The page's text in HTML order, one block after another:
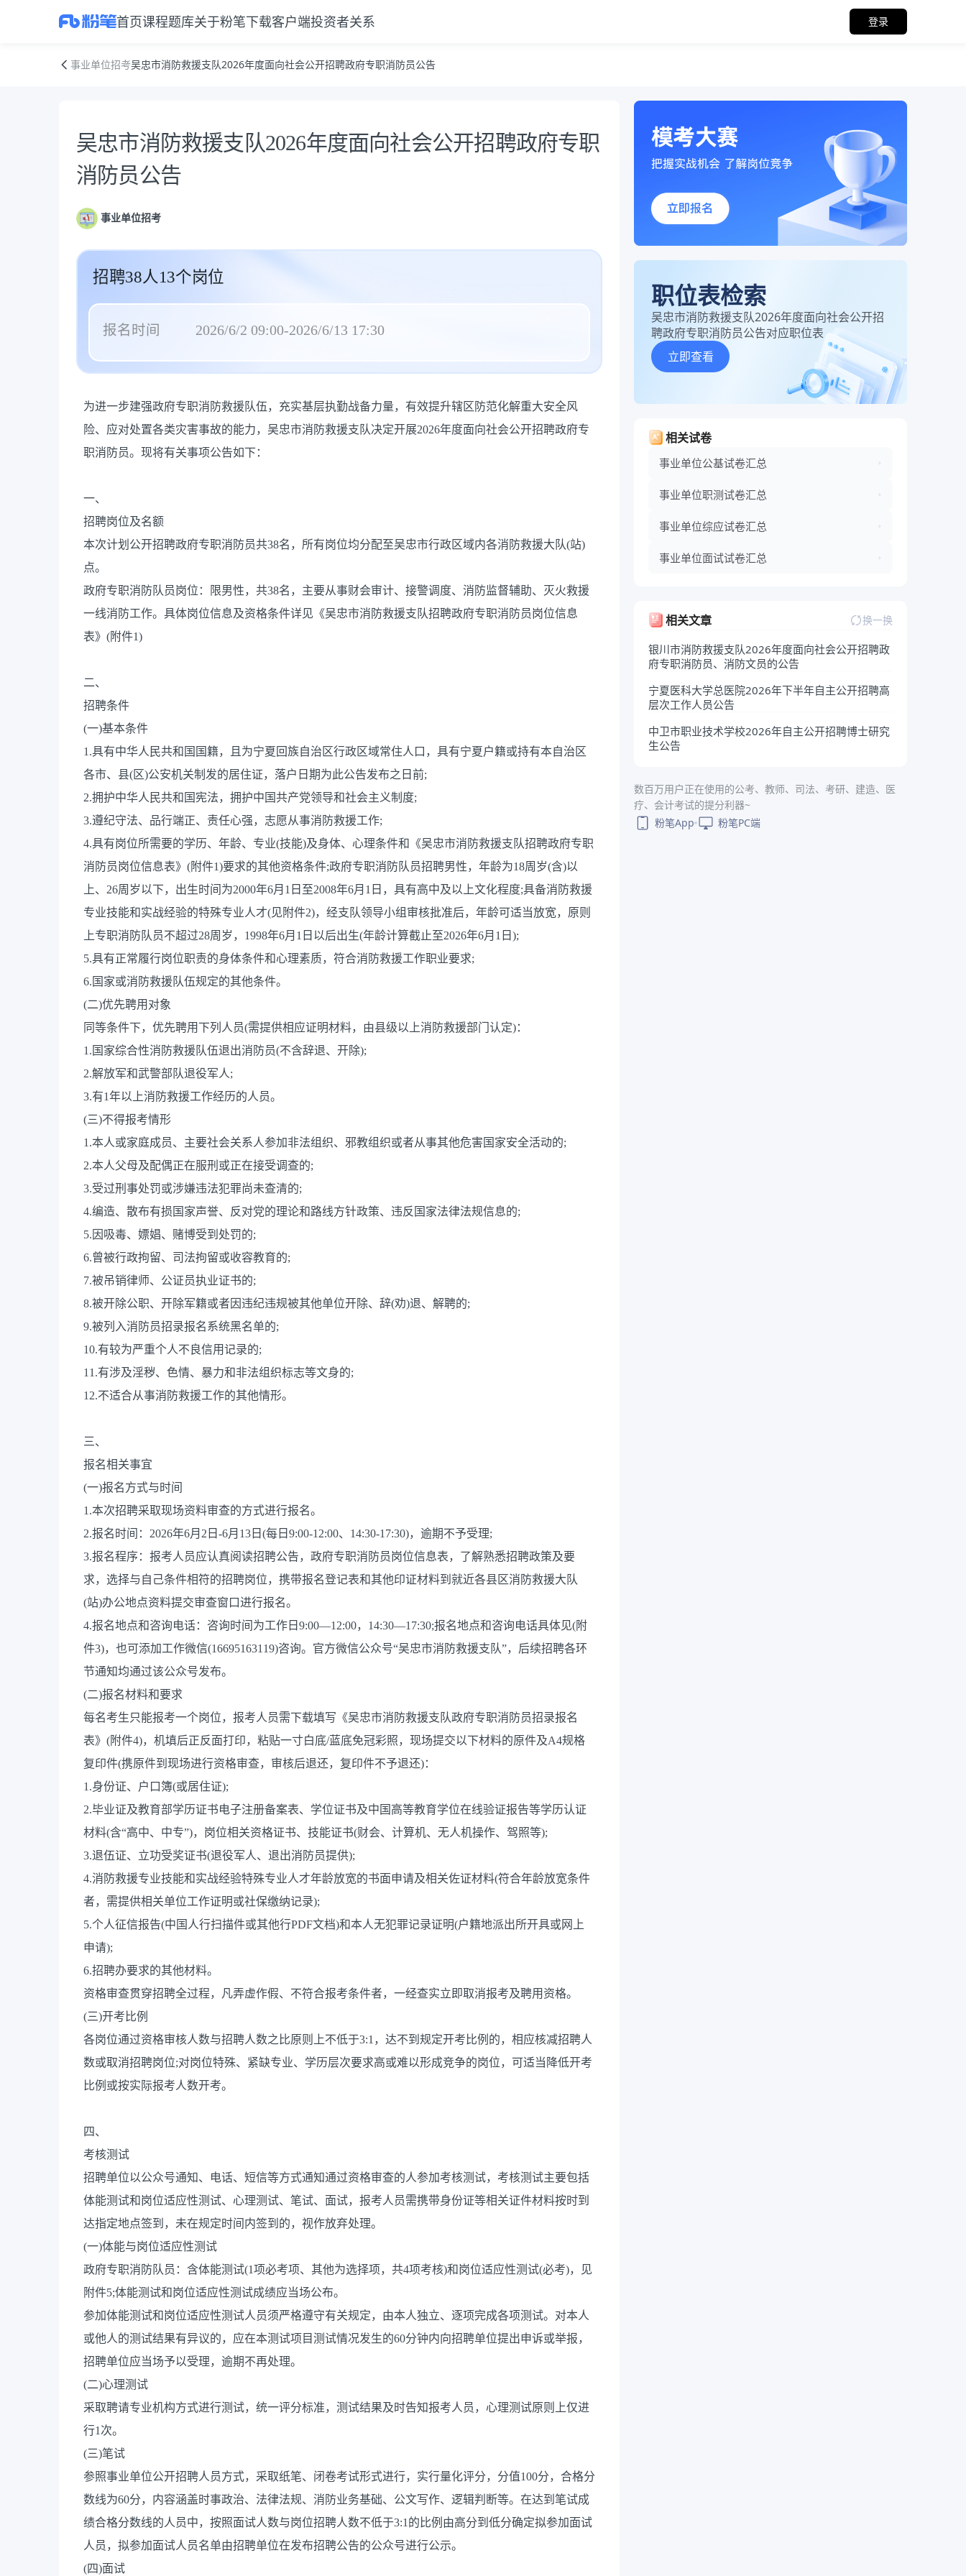
首页课程题库关于粉笔下载客户端投资者关系 登录
事业单位招考吴忠市消防救援支队2026年度面向社会公开招聘政府专职消防员公告
公告正文
吴忠市消防救援支队2026年度面向社会公开招聘政府专职
消防员公告
事业单位招考
招聘38人13个岗位
报名时间 2026/6/2 09:00-2026/6/13 17:30
为进一步建强政府专职消防救援队伍，充实基层执勤战备力量，有效提升辖区防范化解重大安全风
险、应对处置各类灾害事故的能力，吴忠市消防救援支队决定开展2026年度面向社会公开招聘政府专
职消防员。现将有关事项公告如下：
一、
招聘岗位及名额
本次计划公开招聘政府专职消防员共38名，所有岗位均分配至吴忠市行政区域内各消防救援大队(站)
点。
政府专职消防队员岗位：限男性，共38名，主要从事财会审计、接警调度、消防监督辅助、灭火救援
一线消防工作。具体岗位信息及资格条件详见《吴忠市消防救援支队招聘政府专职消防员岗位信息
表》(附件1)
二、
招聘条件
(一)基本条件
1.具有中华人民共和国国籍，且为宁夏回族自治区行政区域常住人口，具有宁夏户籍或持有本自治区
各市、县(区)公安机关制发的居住证，落户日期为此公告发布之日前;
2.拥护中华人民共和国宪法，拥护中国共产党领导和社会主义制度;
3.遵纪守法、品行端正、责任心强，志愿从事消防救援工作;
4.具有岗位所需要的学历、年龄、专业(技能)及身体、心理条件和《吴忠市消防救援支队招聘政府专职
消防员岗位信息表》(附件1)要求的其他资格条件;政府专职消防队员招聘男性，年龄为18周岁(含)以
上、26周岁以下，出生时间为2000年6月1日至2008年6月1日，具有高中及以上文化程度;具备消防救援
专业技能和实战经验的特殊专业人才(见附件2)，经支队领导小组审核批准后，年龄可适当放宽，原则
上专职消防队员不超过28周岁，1998年6月1日以后出生(年龄计算截止至2026年6月1日);
5.具有正常履行岗位职责的身体条件和心理素质，符合消防救援工作职业要求;
6.国家或消防救援队伍规定的其他条件。
(二)优先聘用对象
同等条件下，优先聘用下列人员(需提供相应证明材料，由县级以上消防救援部门认定)：
1.国家综合性消防救援队伍退出消防员(不含辞退、开除);
2.解放军和武警部队退役军人;
3.有1年以上消防救援工作经历的人员。
(三)不得报考情形
1.本人或家庭成员、主要社会关系人参加非法组织、邪教组织或者从事其他危害国家安全活动的;
2.本人父母及配偶正在服刑或正在接受调查的;
3.受过刑事处罚或涉嫌违法犯罪尚未查清的;
4.编造、散布有损国家声誉、反对党的理论和路线方针政策、违反国家法律法规信息的;
5.因吸毒、嫖娼、赌博受到处罚的;
6.曾被行政拘留、司法拘留或收容教育的;
7.被吊销律师、公证员执业证书的;
8.被开除公职、开除军籍或者因违纪违规被其他单位开除、辞(劝)退、解聘的;
9.被列入消防员招录报名系统黑名单的;
10.有较为严重个人不良信用记录的;
11.有涉及淫秽、色情、暴力和非法组织标志等文身的;
12.不适合从事消防救援工作的其他情形。
三、
报名相关事宜
(一)报名方式与时间
1.本次招聘采取现场资料审查的方式进行报名。
2.报名时间：2026年6月2日-6月13日(每日9:00-12:00、14:30-17:30)，逾期不予受理;
3.报名程序：报考人员应认真阅读招聘公告，政府专职消防员岗位信息表，了解熟悉招聘政策及要
求，选择与自己条件相符的招聘岗位，携带报名登记表和其他印证材料到就近各县区消防救援大队
(站)办公地点资料提交审查窗口进行报名。
4.报名地点和咨询电话：咨询时间为工作日9:00—12:00，14:30—17:30;报名地点和咨询电话具体见(附
件3)，也可添加工作微信(16695163119)咨询。官方微信公众号“吴忠市消防救援支队”，后续招聘各环
节通知均通过该公众号发布。
(二)报名材料和要求
每名考生只能报考一个岗位，报考人员需下载填写《吴忠市消防救援支队政府专职消防员招录报名
表》(附件4)，机填后正反面打印，粘贴一寸白底/蓝底免冠彩照，现场提交以下材料的原件及A4规格
复印件(携原件到现场进行资格审查，审核后退还，复印件不予退还)：
1.身份证、户口簿(或居住证);
2.毕业证及教育部学历证书电子注册备案表、学位证书及中国高等教育学位在线验证报告等学历认证
材料(含“高中、中专”)，岗位相关资格证书、技能证书(财会、计算机、无人机操作、驾照等);
3.退伍证、立功受奖证书(退役军人、退出消防员提供);
4.消防救援专业技能和实战经验特殊专业人才年龄放宽的书面申请及相关佐证材料(符合年龄放宽条件
者，需提供相关单位工作证明或社保缴纳记录);
5.个人征信报告(中国人行扫描件或其他行PDF文档)和本人无犯罪记录证明(户籍地派出所开具或网上
申请);
6.招聘办要求的其他材料。
资格审查贯穿招聘全过程，凡弄虚作假、不符合报考条件者，一经查实立即取消报考及聘用资格。
(三)开考比例
各岗位通过资格审核人数与招聘人数之比原则上不低于3:1，达不到规定开考比例的，相应核减招聘人
数或取消招聘岗位;对岗位特殊、紧缺专业、学历层次要求高或难以形成竞争的岗位，可适当降低开考
比例或按实际报考人数开考。
四、
考核测试
招聘单位以公众号通知、电话、短信等方式通知通过资格审查的人参加考核测试，考核测试主要包括
体能测试和岗位适应性测试、心理测试、笔试、面试，报考人员需携带身份证等相关证件材料按时到
达指定地点签到，未在规定时间内签到的，视作放弃处理。
(一)体能与岗位适应性测试
政府专职消防队员：含体能测试(1项必考项、其他为选择项，共4项考核)和岗位适应性测试(必考)，见
附件5;体能测试和岗位适应性测试成绩应当场公布。
参加体能测试和岗位适应性测试人员须严格遵守有关规定，由本人独立、逐项完成各项测试。对本人
或他人的测试结果有异议的，应在本测试项目测试情况发生的60分钟内向招聘单位提出申诉或举报，
招聘单位应当场予以受理，逾期不再处理。
(二)心理测试
采取聘请专业机构方式进行测试，统一评分标准，测试结果及时告知报考人员，心理测试原则上仅进
行1次。
(三)笔试
参照事业单位公开招聘人员方式，采取纸笔、闭卷考试形式进行，实行量化评分，分值100分，合格分
数线为60分，内容涵盖时事政治、法律法规、消防业务基础、公文写作、逻辑判断等。在达到笔试成
绩合格分数线的人员中，按照面试人数与岗位招聘人数不低于3:1的比例由高分到低分确定拟参加面试
人员，拟参加面试人员名单由招聘单位在发布招聘公告的公众号进行公示。
(四)面试
职位表检索
吴忠市消防救援支队2026年度面向社会公开招
聘政府专职消防员公告对应职位表
立即查看
相关试卷
事业单位公基试卷汇总
事业单位职测试卷汇总
事业单位综应试卷汇总
事业单位面试试卷汇总
相关文章 换一换
银川市消防救援支队2026年度面向社会公开招聘政
府专职消防员、消防文员的公告
宁夏医科大学总医院2026年下半年自主公开招聘高
层次工作人员公告
中卫市职业技术学校2026年自主公开招聘博士研究
生公告
数百万用户正在使用的公考、教师、司法、考研、建造、医
疗、会计考试的提分利器~
粉笔App
粉笔PC端